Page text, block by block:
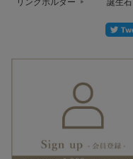
リングホルダー 誕生石